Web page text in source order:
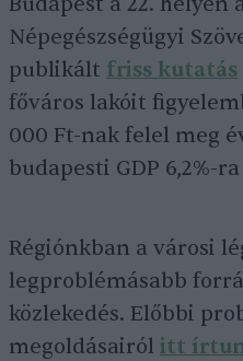
Népegészségügyi
publikált friss kutatás
főváros lakóit
000 Ft-nak felel meg
budapesti GDP 6,2%-
Régiónkban a városi
legproblémásabb
közlekedés. Előbbi
megoldásairól itt